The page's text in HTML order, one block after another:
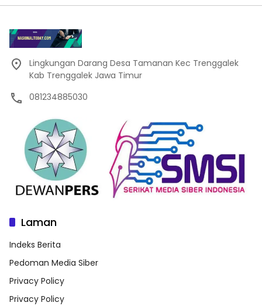
Lingkungan Darang Desa Tamanan Kec Trenggalek
Kab Trenggalek Jawa Timur
081234885030
Laman
Indeks Berita
Pedoman Media Siber
Privacy Policy
Privacy Policy